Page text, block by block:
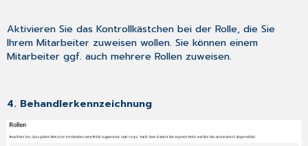
Aktivieren Sie das Kontrollkästchen bei der Rolle, die Sie
Ihrem Mitarbeiter zuweisen wollen. Sie können einem
Mitarbeiter ggf. auch mehrere Rollen zuweisen.
4. Behandlerkennzeichnung